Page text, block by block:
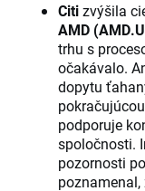
Citizvýšila
AMD
trhu s
očakávalo.
dopytu
podporuje
spoločnosti.
pozornosti